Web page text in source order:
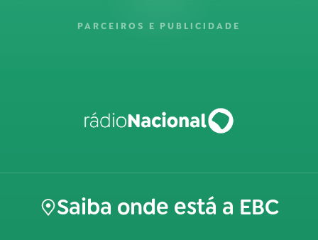
PARCEIROS E PUBLICIDADE
Saiba onde está a EBC